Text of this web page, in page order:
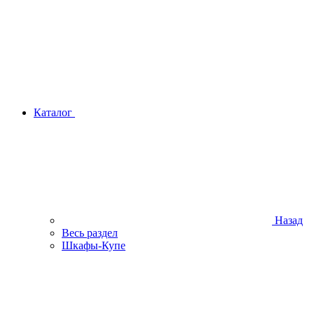
Каталог
Назад
Весь раздел
Шкафы-Купе